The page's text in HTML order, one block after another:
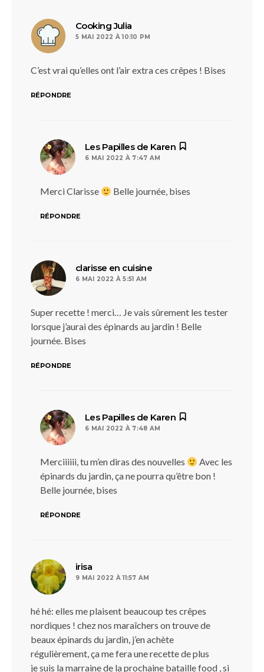
Cooking Julia
5 MAI 2022 À 10:10 PM
C’est vrai qu’elles ont l’air extra ces crêpes ! Bises
RÉPONDRE
Les Papilles de Karen
6 MAI 2022 À 7:47 AM
Merci Clarisse Belle journée, bises
RÉPONDRE
clarisse en cuisine
6 MAI 2022 À 5:51 AM
Super recette ! merci… Je vais sûrement les tester
lorsque j’aurai des épinards au jardin ! Belle
journée. Bises
RÉPONDRE
Les Papilles de Karen
6 MAI 2022 À 7:48 AM
Merciiiiii, tu m’en diras des nouvelles
Avec les
épinards du jardin, ça ne pourra qu’être bon !
Belle journée, bises
RÉPONDRE
irisa
9 MAI 2022 À 11:57 AM
hé hé: elles me plaisent beaucoup tes crêpes
nordiques ! chez nos maraîchers on trouve de
beaux épinards du jardin, j’en achète
régulièrement, ça me fera une recette de plus
je suis la marraine de la prochaine bataille food , si